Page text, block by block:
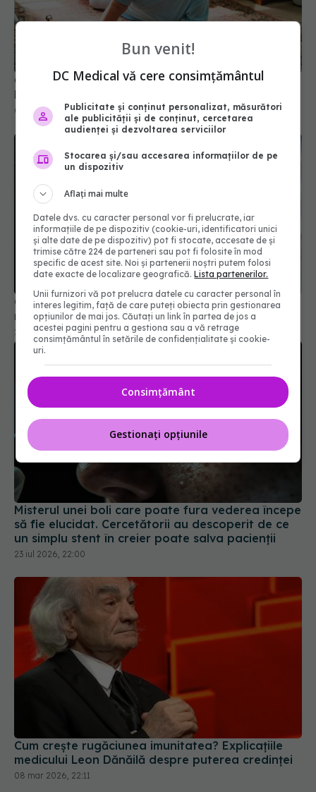
Cum apar căzăturile la vârstnici și pacienții cu
Parkinson
04 apr 2026, 17:00
O mănușă inteligentă ar putea schimba
recuperarea mâinii după AVC
26 iul 2026, 15:50
Misterul unei boli care poate fura vederea începe
să fie elucidat. Cercetătorii au descoperit de ce
un simplu stent în creier poate salva pacienții
23 iul 2026, 22:00
Cum crește rugăciunea imunitatea? Explicațiile
medicului Leon Dănăilă despre puterea credinței
08 mar 2026, 22:11
Bun venit!
DC Medical vă cere consimțământul
Publicitate și conținut personalizat, măsurători
ale publicității și de conținut, cercetarea
audienței și dezvoltarea serviciilor
Stocarea și/sau accesarea informațiilor de pe
un dispozitiv
Aflați mai multe
Datele dvs. cu caracter personal vor fi prelucrate, iar
informațiile de pe dispozitiv (cookie-uri, identificatori unici
și alte date de pe dispozitiv) pot fi stocate, accesate de și
trimise către 224 de parteneri sau pot fi folosite în mod
specific de acest site. Noi și partenerii noștri putem folosi
date exacte de localizare geografică.Lista partenerilor.
Unii furnizori vă pot prelucra datele cu caracter personal în
interes legitim, față de care puteți obiecta prin gestionarea
opțiunilor de mai jos. Căutați un link în partea de jos a
acestei pagini pentru a gestiona sau a vă retrage
consimțământul în setările de confidențialitate și cookie-
uri.
Consimțământ
Gestionați opțiunile